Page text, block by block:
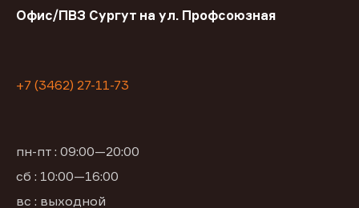
Офис/ПВЗ Сургут на ул. Профсоюзная
+7 (3462) 27-11-73
пн-пт : 09:00—20:00
сб : 10:00—16:00
вс : выходной